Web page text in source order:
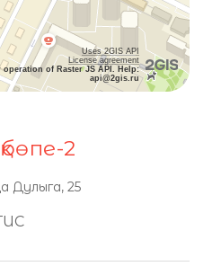
Uses 2GIS API
License agreement
of Raster JS API. Help:
api@2gis.ru
2
Дулыга, 25